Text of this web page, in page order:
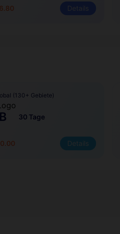
Details
(130+ Gebiete)
30 Tage
Details